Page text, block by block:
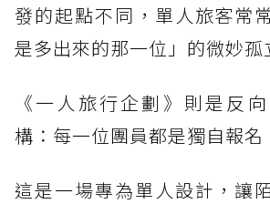
發的起點不同，單人旅客常
是多出來的那一位」的微妙孤
《一人旅行企劃》則是反
構：每一位團員都是獨自報名
這是一場專為單人設計，讓